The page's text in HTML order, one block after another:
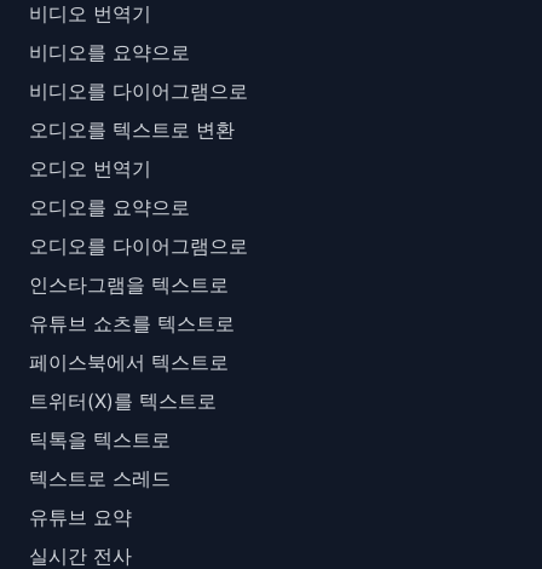
비디오 번역기
비디오를 요약으로
비디오를 다이어그램으로
오디오를 텍스트로 변환
오디오 번역기
오디오를 요약으로
오디오를 다이어그램으로
인스타그램을 텍스트로
유튜브 쇼츠를 텍스트로
페이스북에서 텍스트로
트위터(X)를 텍스트로
틱톡을 텍스트로
텍스트로 스레드
유튜브 요약
실시간 전사